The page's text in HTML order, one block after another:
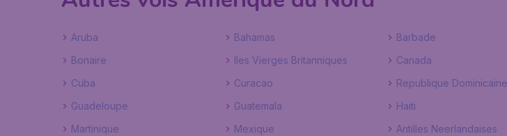
Aruba Bahamas Barbade
Bonaire
Iles Vierges Britanniques Canada
Cuba
Curacao Republique Dominicaine
Guadeloupe
Guatemala Haiti
Martinique
Mexique Antilles Neerlandaises